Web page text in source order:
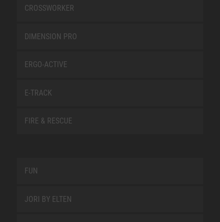
CROSSWORKER
DIMENSION PRO
ERGO-ACTIVE
E-TRACK
FIRE & RESCUE
FUN
JORI BY ELTEN